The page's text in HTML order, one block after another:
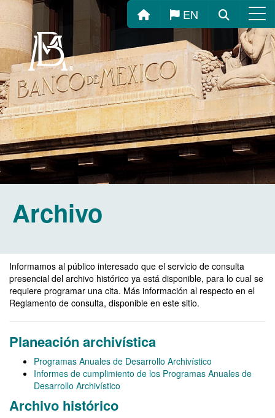
Inicio EN Buscar
Archivo
Informamos al público interesado que el servicio de consulta
presencial del archivo histórico ya está disponible, para lo cual se
requiere programar una cita. Más información al respecto en el
Reglamento de consulta, disponible en este sitio.
Planeación archivística
Programas Anuales de Desarrollo Archivístico
Informes de cumplimiento de los Programas Anuales de
Desarrollo Archivístico
Archivo histórico